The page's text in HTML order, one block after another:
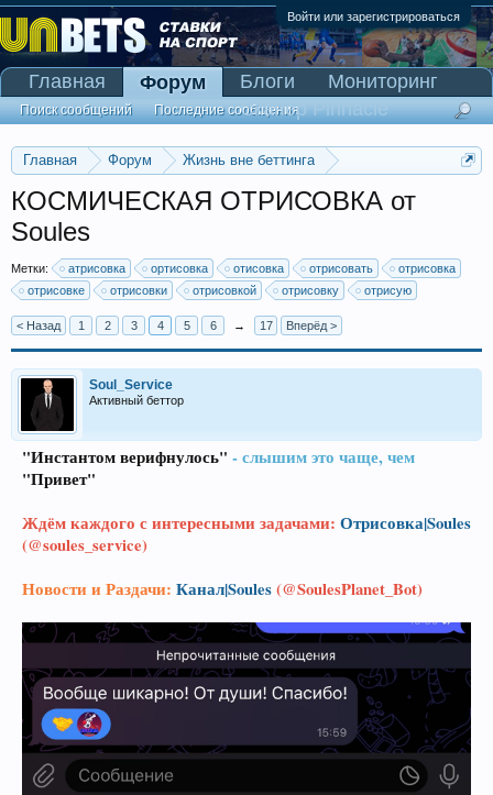
Войти или зарегистрироваться
Главная Форум
Жизнь вне беттинга
КОСМИЧЕСКАЯ ОТРИСОВКА от
Soules
Метки: атрисовка ортисовка отисовка отрисовать
отрисовка
отрисовке
отрисовки отрисовкой отрисовку отрисую
< Назад 1 2 3 4 5 6 → 17 Вперёд >
Soul_Service
Активный беттор
"Инстантом верифнулось" - слышим это чаще, чем
"Привет"
Ждём каждого с интересными задачами: Отрисовка|Soules
(@soules_service)
Новости и Раздачи: Канал|Soules(@SoulesPlanet_Bot)
Главная Форум
Поиск сообщений Последние сообщения
Блоги
Мониторинг
Сканер Pinnacle